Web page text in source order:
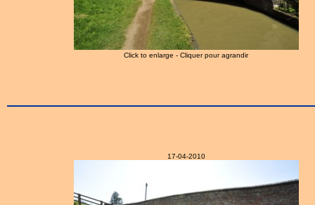
Click to enlarge - Cliquer pour agrandir
17-04-2010